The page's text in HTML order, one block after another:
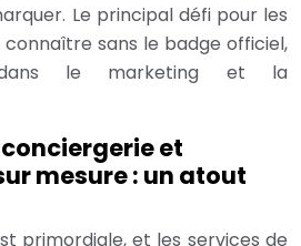
Le principal défi pour les
sans le badge officiel,
le marketing et la
et
mesure : un atout
primordiale, et les services de